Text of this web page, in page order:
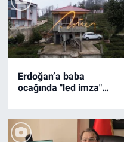
Erdoğan’a baba
ocağında "led imza"